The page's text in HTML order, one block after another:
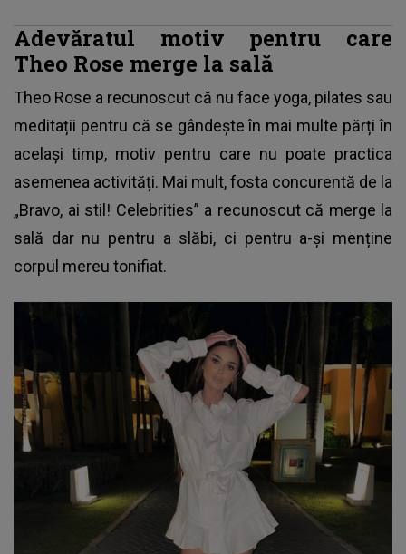
Adevăratul motiv pentru care
Theo Rose merge la sală
Theo Rose a recunoscut că nu face yoga, pilates sau
meditații pentru că se gândește în mai multe părți în
același timp, motiv pentru care nu poate practica
asemenea activități. Mai mult, fosta concurentă de la
„Bravo, ai stil! Celebrities” a recunoscut că merge la
sală dar nu pentru a slăbi, ci pentru a-și menține
corpul mereu tonifiat.